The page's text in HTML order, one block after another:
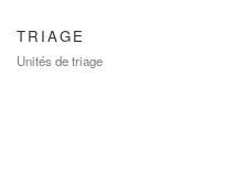
TRIAGE
Unités de triage